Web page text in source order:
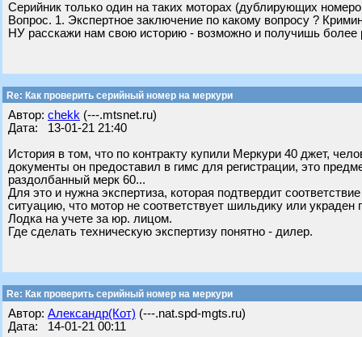
Серийник только один на таких моторах (дублирующих
Вопрос. 1. Экспертное заключение по какому вопросу ?
НУ расскажи нам свою историю - возможно и получишь более
Re: Как проверить серийный номер на меркури
Автор: chekk (---.mtsnet.ru)
Дата: 13-01-21 21:40
История в том, что по контракту купили Меркури 40 джет,
документы он предоставил в гимс для регистрации, это
раздолбанный мерк 60...
Для это и нужна экспертиза, которая подтвердит
ситуацию, что мотор не соответствует шильдику или украден
Лодка на учете за юр. лицом.
Где сделать техническую экспертизу понятно - дилер.
Re: Как проверить серийный номер на меркури
Автор: Александр(Кот) (---.nat.spd-mgts.ru)
Дата: 14-01-21 00:11